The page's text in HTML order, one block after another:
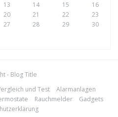
13 14 15
16
20 21 22
23
27 28 29
30
- Blog Title
und Test
Alarmanlagen
Rauchmelder
Gadgets